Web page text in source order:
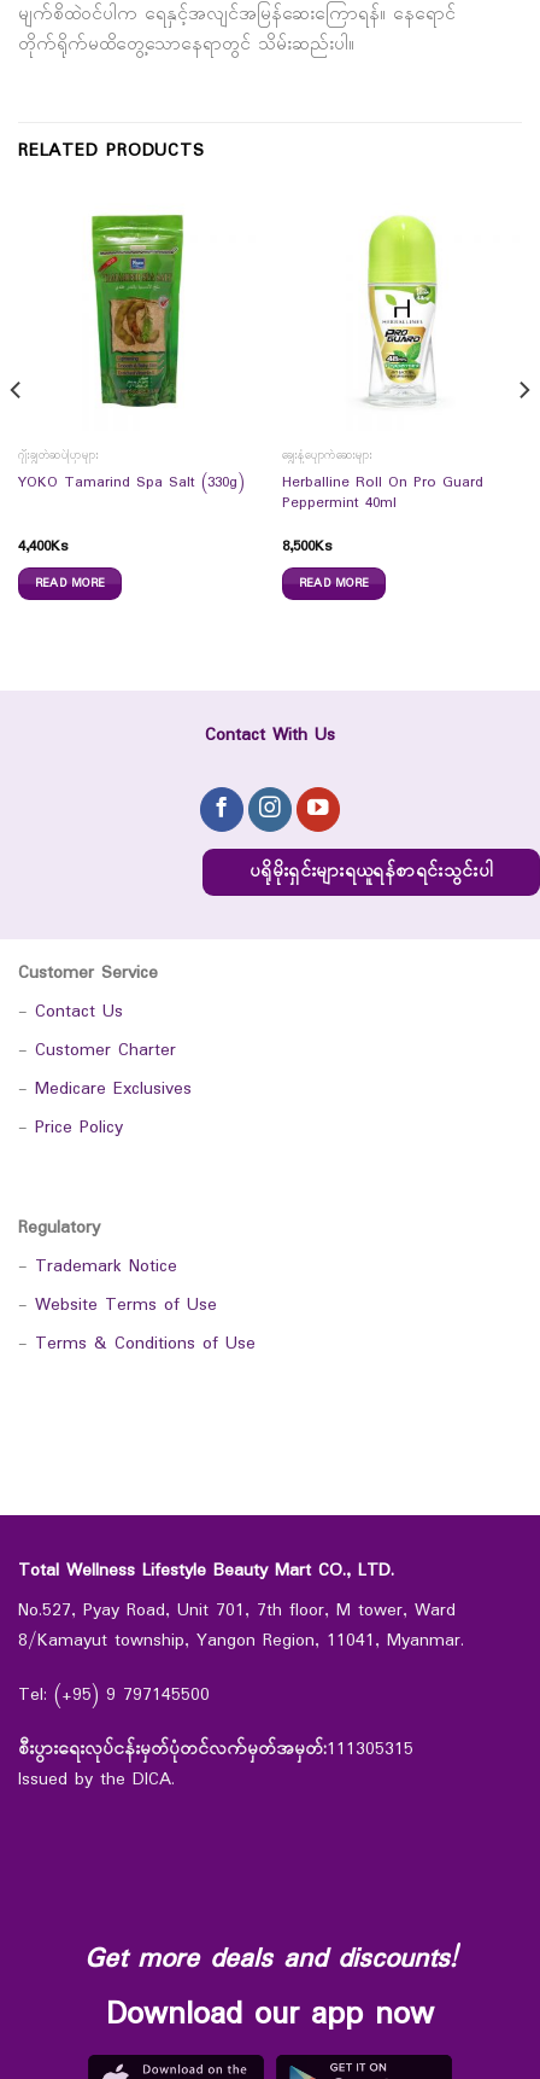
မျက်စိထဲဝင်ပါက ရေနှင့်အလျင်အမြန်ဆေးကြောရန်။ နေရောင်
တိုက်ရိုက်မထိတွေ့သောနေရာတွင် သိမ်းဆည်းပါ။
RELATED PRODUCTS
ဂျီးချွတ်ဆပ်ပြာများ
YOKO Tamarind Spa Salt (330g)
4,400Ks
READ MORE
ချွေးနံ့ပျောက်ဆေးများ
Herballine Roll On Pro Guard
Peppermint 40ml
8,500Ks
READ MORE
Contact With Us
ပရိုမိုးရှင်းများရယူရန်စာရင်းသွင်းပါ
Customer Service
- Contact Us
- Customer Charter
- Medicare Exclusives
- Price Policy
Regulatory
- Trademark Notice
- Website Terms of Use
- Terms & Conditions of Use
Total Wellness Lifestyle Beauty Mart CO., LTD.
No.527, Pyay Road, Unit 701, 7th floor, M tower, Ward
8/Kamayut township, Yangon Region, 11041, Myanmar.
Tel: (+95) 9 797145500
စီးပွားရေးလုပ်ငန်းမှတ်ပုံတင်လက်မှတ်အမှတ်:111305315
Issued by the DICA.
Get more deals and discounts!
Download our app now